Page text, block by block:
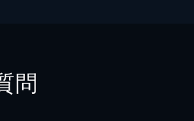
問